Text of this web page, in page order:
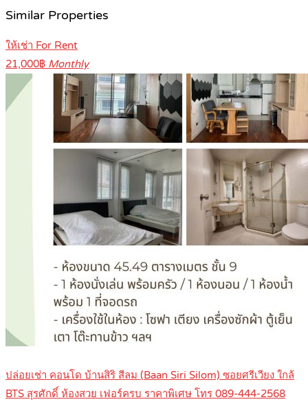
Similar Properties
ให้เช่า For Rent
21,000฿ Monthly
ปล่อยเช่า คอนโด บ้านสิริ สีลม (Baan Siri Silom) ซอยศรีเวียง ใกล้
BTS สุรศักดิ์ ห้องสวย เฟอร์ครบ ราคาพิเศษ โทร 089-444-2568